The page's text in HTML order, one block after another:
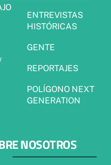
ENTREVISTAS
HISTÓRICAS
GENTE
REPORTAJES
POLÍGONO NEXT
GENERATION
NOSOTROS